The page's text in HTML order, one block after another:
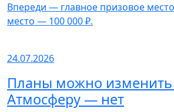
Впереди — главное призовое место
место — 100 000 ₽.
24.07.2026
Планы можно изменить
Атмосферу — нет